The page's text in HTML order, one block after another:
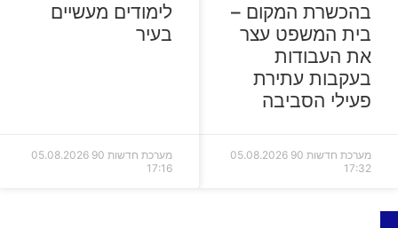
בהכשרת המקום –
בית המשפט עצר
את העבודות
בעקבות עתירת
פעילי הסביבה
מערכת חדשות 90
05.08.2026
17:32
לימודים מעשיים
בעיר
מערכת חדשות 90
05.08.2026
17:16